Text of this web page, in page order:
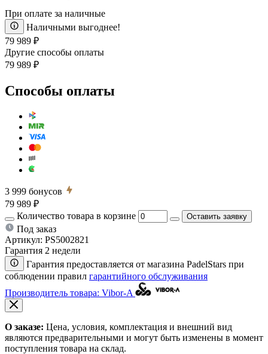
При оплате за наличные
Наличными выгоднее!
79 989 ₽
Другие способы оплаты
79 989 ₽
Способы оплаты
3 999 бонусов
79 989 ₽
Количество товара в корзине
Оставить заявку
Под заказ
Артикул: PS5002821
Гарантия 2 недели
Гарантия предоставляется от магазина PadelStars при
соблюдении правил гарантийного обслуживания
Производитель товара: Vibor-A
О заказе: Цена, условия, комплектация и внешний вид
являются предварительными и могут быть изменены в момент
поступления товара на склад.